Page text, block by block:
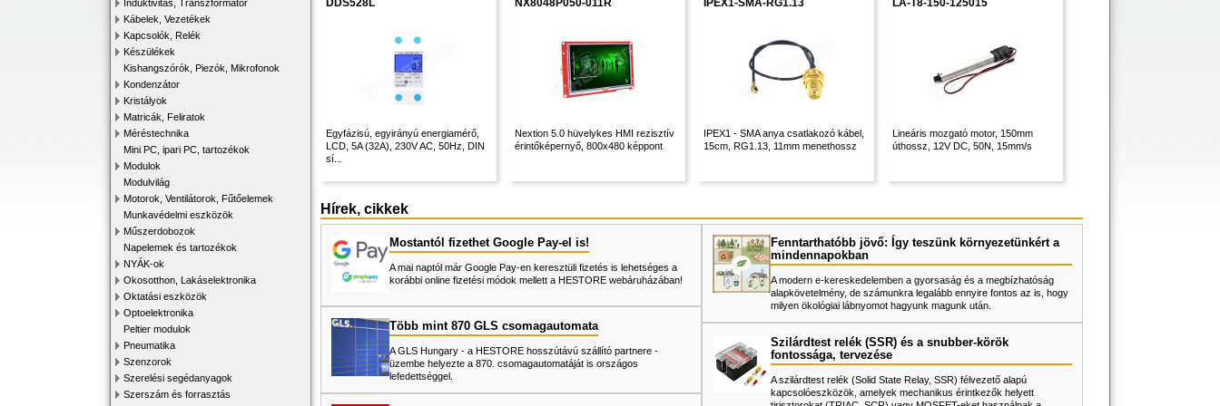
Induktivitás, Transzformátor
Kábelek, Vezetékek
Kapcsolók, Relék
Készülékek
Kishangszórók, Piezók, Mikrofonok
Kondenzátor
Kristályok
Matricák, Feliratok
Méréstechnika
Mini PC, ipari PC, tartozékok
Modulok
Modulvilág
Motorok, Ventilátorok, Fűtőelemek
Munkavédelmi eszközök
Műszerdobozok
Napelemek és tartozékok
NYÁK-ok
Okosotthon, Lakáselektronika
Oktatási eszközök
Optoelektronika
Peltier modulok
Pneumatika
Szenzorok
Szerelési segédanyagok
Szerszám és forrasztás
DDS528L
Egyfázisú, egyirányú energiamérő,
LCD, 5A (32A), 230V AC, 50Hz, DIN
sí...
NX8048P050-011R
Nextion 5.0 hüvelykes HMI rezisztív
érintőképernyő, 800x480 képpont
IPEX1-SMA-RG1.13
IPEX1 - SMA anya csatlakozó kábel,
15cm, RG1.13, 11mm menethossz
LA-T8-150-125015
Lineáris mozgató motor, 150mm
úthossz, 12V DC, 50N, 15mm/s
Hírek, cikkek
Mostantól fizethet Google Pay-el is!
A mai naptól már Google Pay-en keresztüli fizetés is lehetséges a
korábbi online fizetési módok mellett a HESTORE webáruházában!
Több mint 870 GLS csomagautomata
A GLS Hungary - a HESTORE hosszútávú szállító partnere -
üzembe helyezte a 870. csomagautomatáját is országos
lefedettséggel.
Fenntarthatóbb jövő: Így teszünk környezetünkért a
mindennapokban
A modern e-kereskedelemben a gyorsaság és a megbízhatóság
alapkövetelmény, de számunkra legalább ennyire fontos az is, hogy
milyen ökológiai lábnyomot hagyunk magunk után.
Szilárdtest relék (SSR) és a snubber-körök
fontossága, tervezése
A szilárdtest relék (Solid State Relay, SSR) félvezető alapú
kapcsolóeszközök, amelyek mechanikus érintkezők helyett